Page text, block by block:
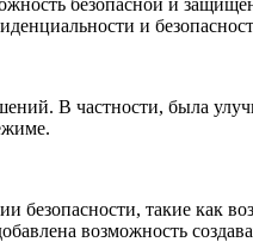
и
В частности, была
такие как
возможность